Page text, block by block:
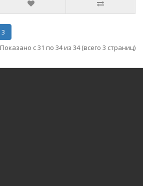
3
Показано с 31 по 34 из 34 (всего 3 страниц)